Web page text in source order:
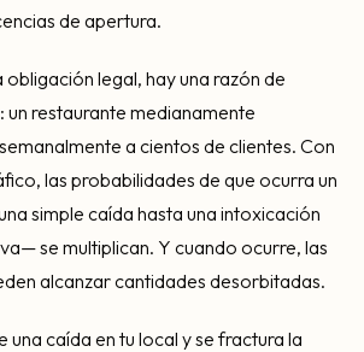
de apertura.
obligación legal, hay una razón de
un restaurante medianamente
a cientos de clientes. Con
las probabilidades de que ocurra un
simple caída hasta una intoxicación
se multiplican. Y cuando ocurre, las
alcanzar cantidades desorbitadas.
una caída en tu local y se fractura la